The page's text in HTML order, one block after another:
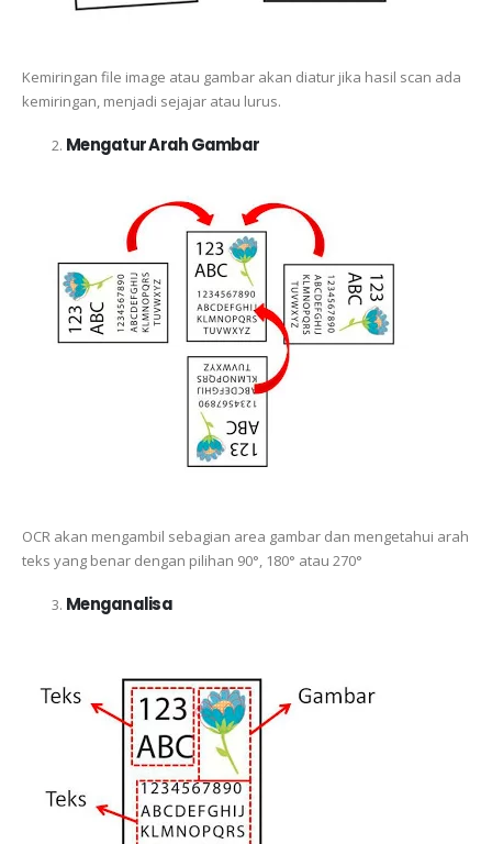
Kemiringan file image atau gambar akan diatur jika hasil scan ada
kemiringan, menjadi sejajar atau lurus.
Mengatur Arah Gambar
OCR akan mengambil sebagian area gambar dan mengetahui arah
teks yang benar dengan pilihan 90°, 180° atau 270°
Menganalisa